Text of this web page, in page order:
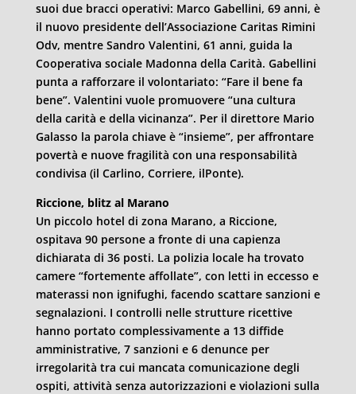
suoi due bracci operativi: Marco Gabellini, 69 anni, è
il nuovo presidente dell’Associazione Caritas Rimini
Odv, mentre Sandro Valentini, 61 anni, guida la
Cooperativa sociale Madonna della Carità. Gabellini
punta a rafforzare il volontariato: “Fare il bene fa
bene”. Valentini vuole promuovere “una cultura
della carità e della vicinanza”. Per il direttore Mario
Galasso la parola chiave è “insieme”, per affrontare
povertà e nuove fragilità con una responsabilità
condivisa (il Carlino, Corriere, ilPonte).
Riccione, blitz al Marano
Un piccolo hotel di zona Marano, a Riccione,
ospitava 90 persone a fronte di una capienza
dichiarata di 36 posti. La polizia locale ha trovato
camere “fortemente affollate”, con letti in eccesso e
materassi non ignifughi, facendo scattare sanzioni e
segnalazioni. I controlli nelle strutture ricettive
hanno portato complessivamente a 13 diffide
amministrative, 7 sanzioni e 6 denunce per
irregolarità tra cui mancata comunicazione degli
ospiti, attività senza autorizzazioni e violazioni sulla